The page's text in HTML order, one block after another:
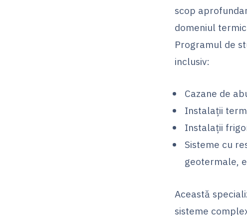
scop
domeniul
Programul de
inclusiv:
Cazane de
Instalații
Instalații
Sisteme cu
geotermale,
Această
sisteme